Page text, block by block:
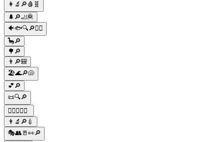
👩‍🔬🔎🩸🧬
🌲🔎🦶🦧
🐠🐟🔍🔎🕵️‍♂️
🦕🔎
🌳🔎
👨🔎🎒
🏖🌊🔎🐚
💕🔎
📜🔍🔎
🕵️‍♂️🕵️‍♀️🔎
👨‍🔬🔎💉
🎭👥🚪👀🔎